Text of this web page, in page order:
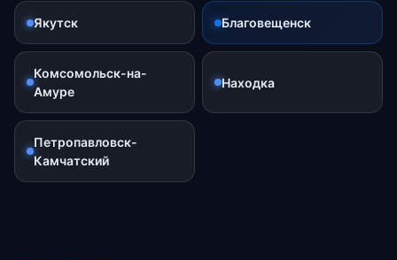
Якутск Благовещенск
Комсомольск-на-
Амуре
Находка
Петропавловск-
Камчатский